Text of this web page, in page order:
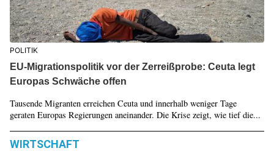
POLITIK
EU-Migrationspolitik vor der Zerreißprobe: Ceuta legt
Europas Schwäche offen
Tausende Migranten erreichen Ceuta und innerhalb weniger Tage
geraten Europas Regierungen aneinander. Die Krise zeigt, wie tief die...
WIRTSCHAFT